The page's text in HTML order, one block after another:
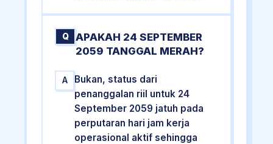
Q
APAKAH 24 SEPTEMBER
2059 TANGGAL MERAH?
A
Bukan, status dari
penanggalan riil untuk 24
September 2059 jatuh pada
perputaran hari jam kerja
operasional aktif sehingga